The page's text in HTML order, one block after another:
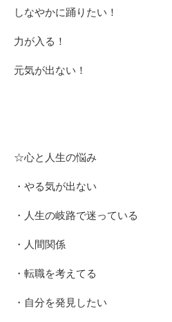
しなやかに踊りたい！
力が入る！
元気が出ない！
☆心と人生の悩み
・やる気が出ない
・人生の岐路で迷っている
・人間関係
・転職を考えてる
・自分を発見したい